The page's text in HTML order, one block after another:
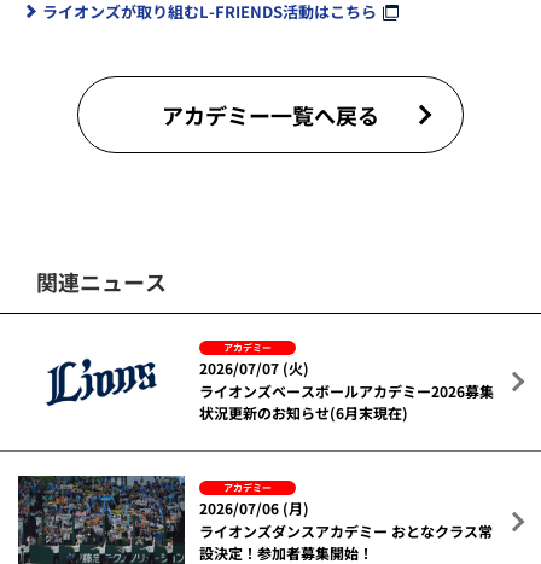
ライオンズが取り組むL-FRIENDS活動はこちら
アカデミー一覧へ戻る
関連ニュース
アカデミー
2026/07/07 (火)
ライオンズベースボールアカデミー2026募集
状況更新のお知らせ(6月末現在)
アカデミー
2026/07/06 (月)
ライオンズダンスアカデミー おとなクラス常
設決定！参加者募集開始！